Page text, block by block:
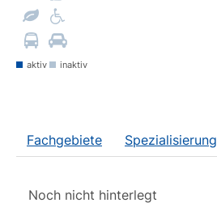
aktiv inaktiv
Fachgebiete Spezialisierung
Noch nicht hinterlegt